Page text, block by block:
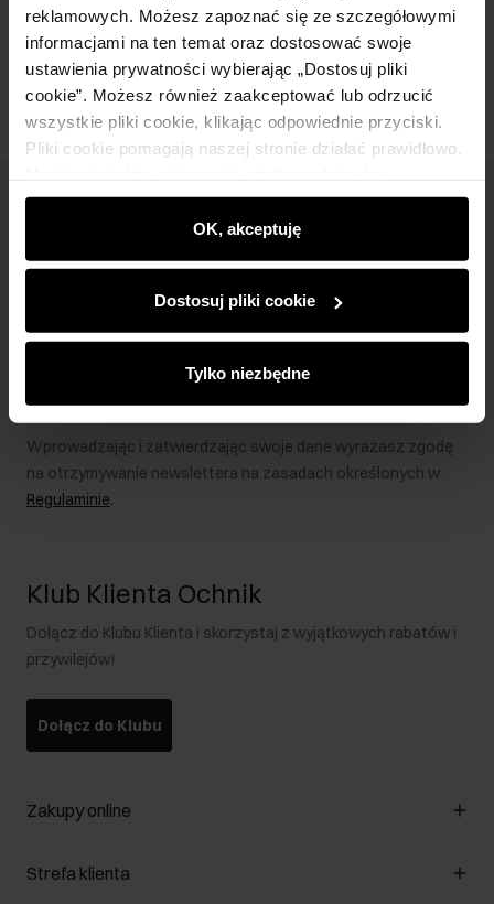
reklamowych. Możesz zapoznać się ze szczegółowymi
informacjami na ten temat oraz dostosować swoje
ustawienia prywatności wybierając „Dostosuj pliki
cookie”. Możesz również zaakceptować lub odrzucić
wszystkie pliki cookie, klikając odpowiednie przyciski.
Pliki cookie pomagają naszej stronie działać prawidłowo.
wyświetlać im dopasowane do ich preferencji treści,
rekomendacje oraz komunikaty reklamowe informujące o
najnowszych promocjach w e-sklepie. Informacje o tym,
partnerom społecznościowym, reklamowym i
analitycznym. Partnerzy mogą połączyć te informacje z
podczas korzystania z ich usług.
OK, akceptuję
Dostosuj pliki cookie
Tylko niezbędne
Opinie
Zapisz się
Wprowadzając i zatwierdzając swoje dane wyrażasz zgodę
na otrzymywanie newslettera na zasadach określonych w
Regulaminie.
Klub Klienta Ochnik
Dołącz do Klubu Klienta i skorzystaj z wyjątkowych rabatów i
przywilejów!
Dołącz do Klubu
Zakupy online
Zarządzaj cookies
Strefa klienta